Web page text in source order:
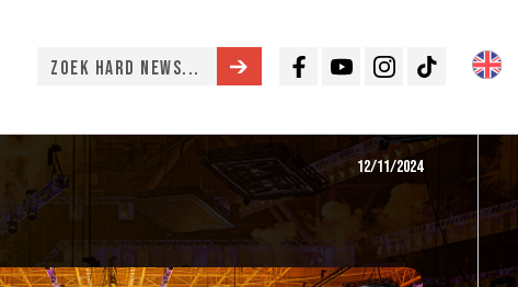
Facebook
YoutubeInstagramTikTok
12/11/2024